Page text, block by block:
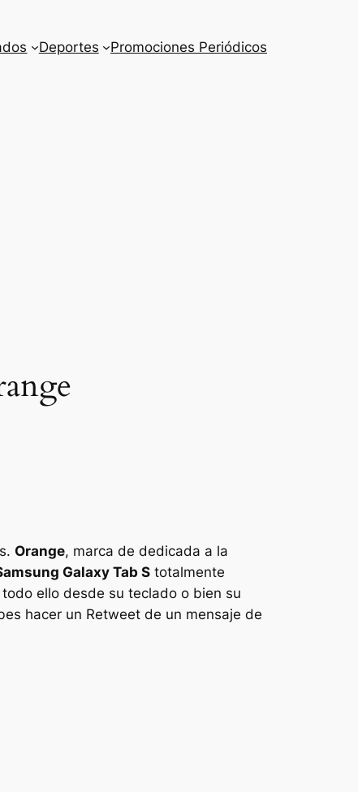
Deportes Promociones Periódicos
Orange, marca de dedicada a la
Galaxy Tab S totalmente
ello desde su teclado o bien su
hacer un Retweet de un mensaje de